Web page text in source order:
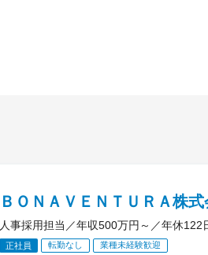
ＢＯＮＡＶＥＮＴＵＲＡ株
人事採用担当／年収500万円～／年休122
正社員 転勤なし 業種未経験歓迎